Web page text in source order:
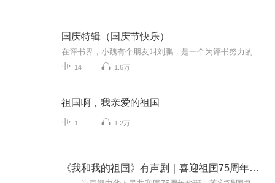
国庆特辑（国庆节快乐）
14 1.6万
祖国啊，我亲爱的祖国
1 1.2万
《我和我的祖国》有声剧｜喜迎祖国75周年华诞